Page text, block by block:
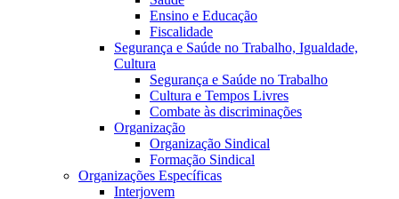
Ensino e Educação
Fiscalidade
Segurança e Saúde no Trabalho, Igualdade,
Cultura
Segurança e Saúde no Trabalho
Cultura e Tempos Livres
Combate às discriminações
Organização
Organização Sindical
Formação Sindical
Organizações Específicas
Interjovem